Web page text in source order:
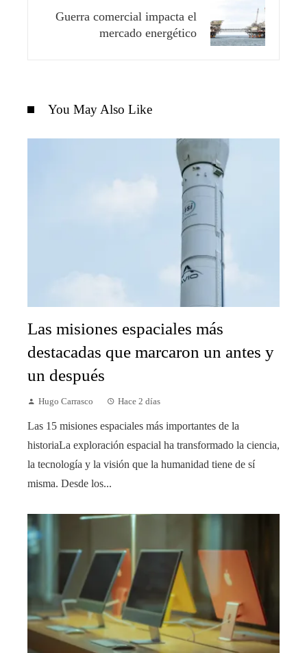
Guerra comercial impacta el
mercado energético
You May Also Like
Las misiones espaciales más
destacadas que marcaron un antes y
un después
Hugo Carrasco Hace 2 días
Las 15 misiones espaciales más importantes de la
historiaLa exploración espacial ha transformado la ciencia,
la tecnología y la visión que la humanidad tiene de sí
misma. Desde los...